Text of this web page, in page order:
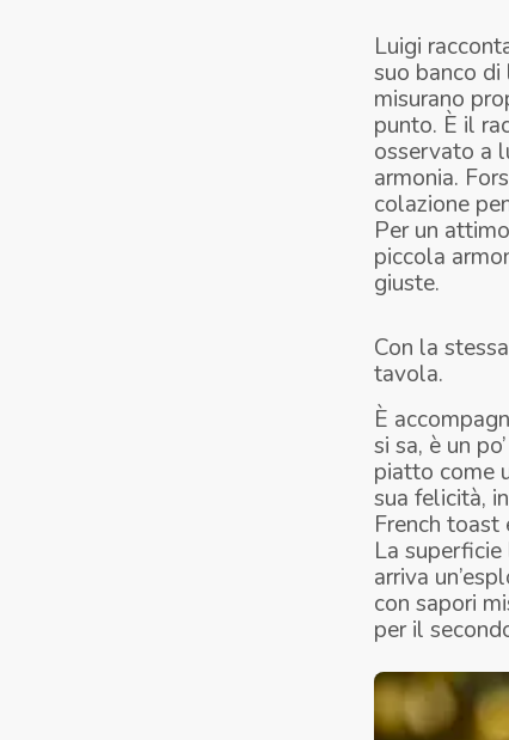
Luigi
suo banco
misurano
punto. È il
osservato a
armonia.
colazione
Per un
piccola
giuste.
Con la
tavola.
È
si sa, è un
piatto come
sua felicità,
French toast
La
arriva
con sapori
per il